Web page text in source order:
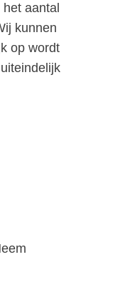
aantal
kunnen
op wordt